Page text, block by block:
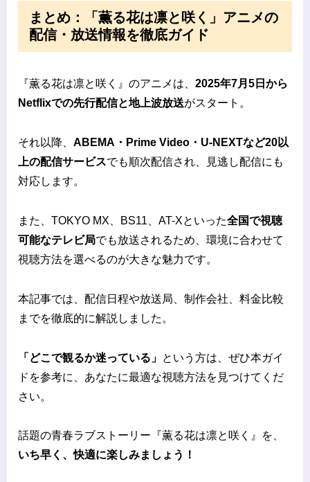
まとめ：「薫る花は凛と咲く」アニメの
配信・放送情報を徹底ガイド
『薫る花は凛と咲く』のアニメは、 2025年7月5日から
Netflixでの先行配信と地上波放送がスタート。
それ以降、 ABEMA・Prime Video・U-NEXTなど20以
上の配信サービスでも順次配信され、見逃し配信にも
対応します。
また、TOKYO MX、BS11、AT-Xといった全国で視聴
可能なテレビ局でも放送されるため、環境に合わせて
視聴方法を選べるのが大きな魅力です。
本記事では、配信日程や放送局、制作会社、料金比較
までを徹底的に解説しました。
「どこで観るか迷っている」 という方は、ぜひ本ガイ
ドを参考に、あなたに最適な視聴方法を見つけてくだ
さい。
話題の青春ラブストーリー『薫る花は凛と咲く』を、
いち早く、快適に楽しみましょう！